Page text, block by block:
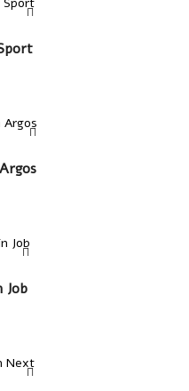
Job